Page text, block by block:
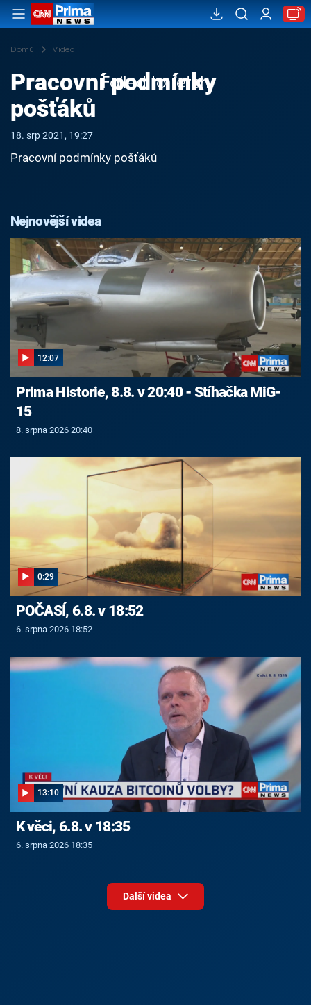
Domů Videa
Failed to fetch
Pracovní podmínky
pošťáků
18. srp 2021, 19:27
Pracovní podmínky pošťáků
Nejnovější videa
12:07
Prima Historie, 8.8. v 20:40 - Stíhačka MiG-
15
8. srpna 2026 20:40
0:29
POČASÍ, 6.8. v 18:52
6. srpna 2026 18:52
13:10
K věci, 6.8. v 18:35
6. srpna 2026 18:35
Další videa